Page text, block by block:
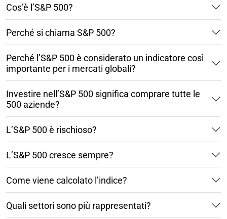
Cos’è l’S&P 500?
Perché si chiama S&P 500?
Perché l’S&P 500 è considerato un indicatore così
importante per i mercati globali?
Investire nell’S&P 500 significa comprare tutte le
500 aziende?
L’S&P 500 è rischioso?
L’S&P 500 cresce sempre?
Come viene calcolato l’indice?
Quali settori sono più rappresentati?